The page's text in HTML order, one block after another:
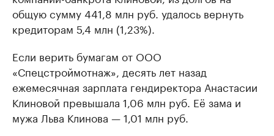
общую сумму 441,8 млн руб. удалось вернуть
кредиторам 5,4 млн (1,23%).
Если верить бумагам от ООО
«Спецстроймотнаж», десять лет назад
ежемесячная зарплата гендиректора Анастасии
Клиновой превышала 1,06 млн руб. Её зама и
мужа Льва Клинова — 1,01 млн руб.